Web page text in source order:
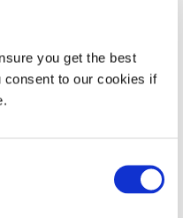
you get the best
consent to our cookies if